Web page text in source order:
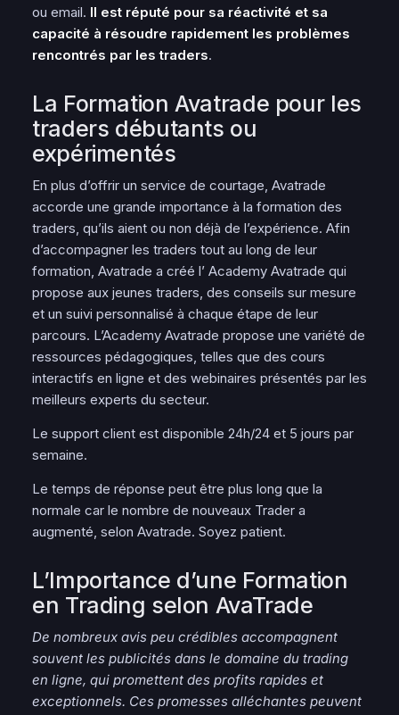
ou email. Il est réputé pour sa réactivité et sa
capacité à résoudre rapidement les problèmes
rencontrés par les traders.
La Formation Avatrade pour les
traders débutants ou
expérimentés
En plus d’offrir un service de courtage, Avatrade
accorde une grande importance à la formation des
traders, qu’ils aient ou non déjà de l’expérience. Afin
d’accompagner les traders tout au long de leur
formation, Avatrade a créé l’ Academy Avatrade qui
propose aux jeunes traders, des conseils sur mesure
et un suivi personnalisé à chaque étape de leur
parcours. L’Academy Avatrade propose une variété de
ressources pédagogiques, telles que des cours
interactifs en ligne et des webinaires présentés par les
meilleurs experts du secteur.
Le support client est disponible 24h/24 et 5 jours par
semaine.
Le temps de réponse peut être plus long que la
normale car le nombre de nouveaux Trader a
augmenté, selon Avatrade. Soyez patient.
L’Importance d’une Formation
en Trading selon AvaTrade
De nombreux avis peu crédibles accompagnent
souvent les publicités dans le domaine du trading
en ligne, qui promettent des profits rapides et
exceptionnels. Ces promesses alléchantes peuvent